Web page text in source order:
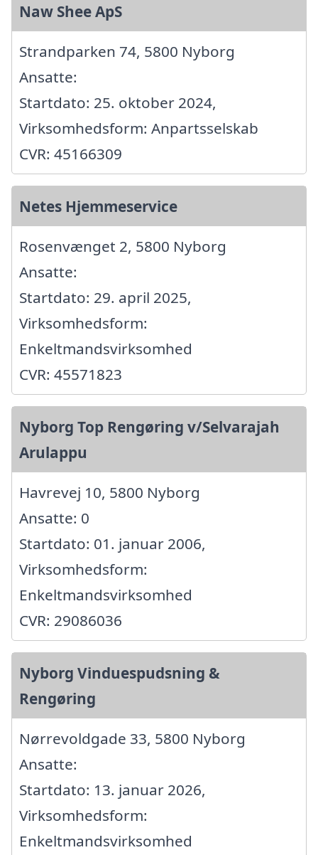
Naw Shee ApS
Strandparken 74, 5800 Nyborg
Ansatte:
Startdato: 25. oktober 2024,
Virksomhedsform: Anpartsselskab
CVR: 45166309
Netes Hjemmeservice
Rosenvænget 2, 5800 Nyborg
Ansatte:
Startdato: 29. april 2025,
Virksomhedsform:
Enkeltmandsvirksomhed
CVR: 45571823
Nyborg Top Rengøring v/Selvarajah
Arulappu
Havrevej 10, 5800 Nyborg
Ansatte: 0
Startdato: 01. januar 2006,
Virksomhedsform:
Enkeltmandsvirksomhed
CVR: 29086036
Nyborg Vinduespudsning &
Rengøring
Nørrevoldgade 33, 5800 Nyborg
Ansatte:
Startdato: 13. januar 2026,
Virksomhedsform:
Enkeltmandsvirksomhed